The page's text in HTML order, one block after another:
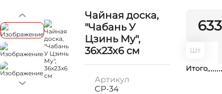
Чайная доска,
"Чабань У
Цзинь Му",
36х23х6 см
Артикул
CP-34
Шт
Итого